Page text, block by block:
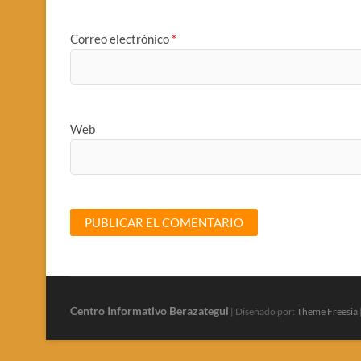
Correo electrónico *
Web
Centro Informativo Berazategui | Diseñado por: Theme Freesia |